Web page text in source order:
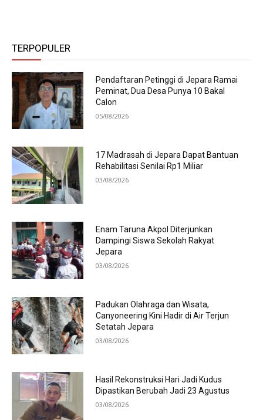
TERPOPULER
Pendaftaran Petinggi di Jepara Ramai
Peminat, Dua Desa Punya 10 Bakal
Calon
05/08/2026
17 Madrasah di Jepara Dapat Bantuan
Rehabilitasi Senilai Rp1 Miliar
03/08/2026
Enam Taruna Akpol Diterjunkan
Dampingi Siswa Sekolah Rakyat
Jepara
03/08/2026
Padukan Olahraga dan Wisata,
Canyoneering Kini Hadir di Air Terjun
Setatah Jepara
03/08/2026
Hasil Rekonstruksi Hari Jadi Kudus
Dipastikan Berubah Jadi 23 Agustus
03/08/2026